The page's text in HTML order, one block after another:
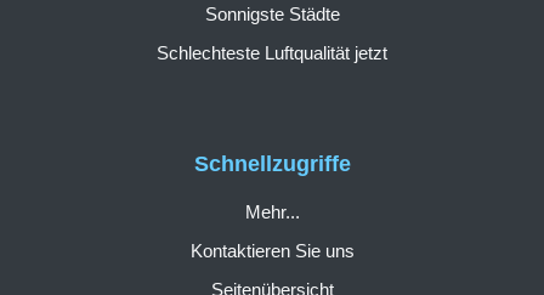
Schnellzugriffe
Mehr...
Kontaktieren Sie uns
Seitenübersicht
Sonnigste Städte
Schlechteste Luftqualität jetzt